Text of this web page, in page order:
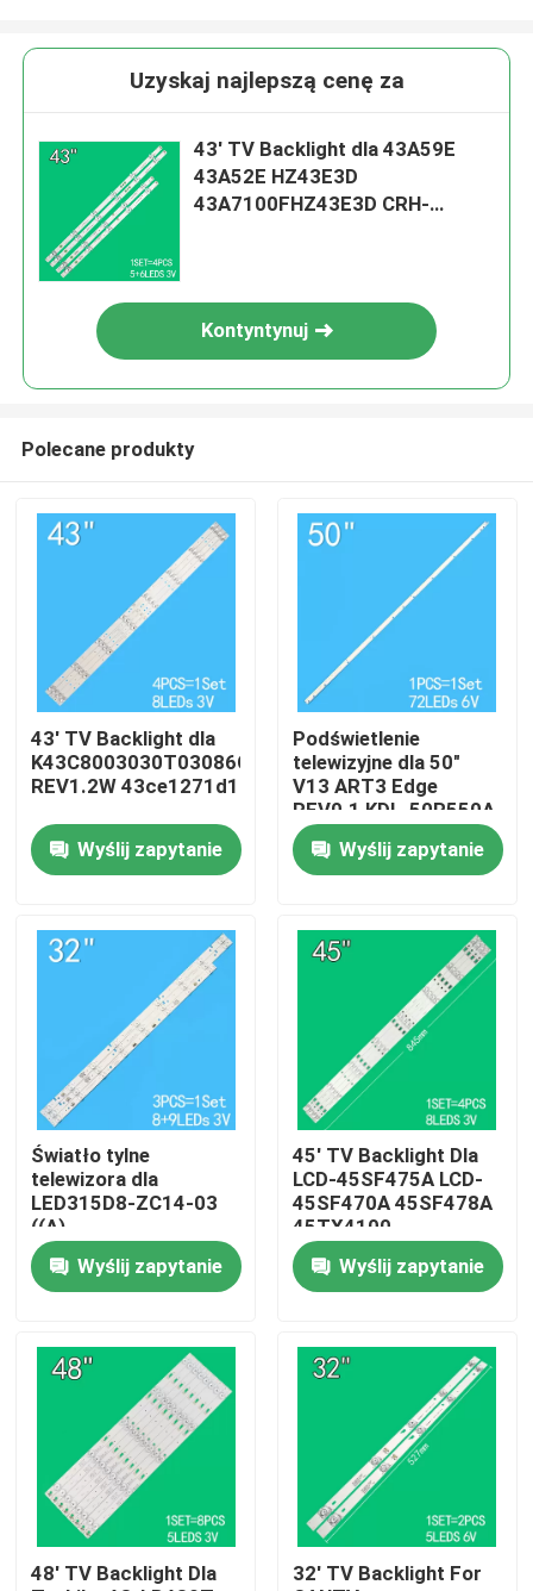
wideo
O nas
Wycieczka po fabryce
Kontrola jakości
Skontaktuj się z nami
Aktualności
Poprosić o wycenę
Podświetlenie telewizora LED
Uzyskaj najlepszą cenę za
43' TV Backlight dla 43A59E
43A52E HZ43E3D
43A7100FHZ43E3D CRH-
Kontyntynuj
Polecane produkty
43' TV Backlight dla
K43C8003030T03086C9-
REV1.2W 43ce1271d1
Wyślij zapytanie
Podświetlenie
telewizyjne dla 50"
V13 ART3 Edge
REV0.1 KDL-50R550A
6922L-0083A
6916L1291A
Wyślij zapytanie
Światło tylne
telewizora dla
LED315D8-ZC14-03
((A)
315D3503V1W4C1BX2-
55917M
30331509207
Wyślij zapytanie
45' TV Backlight Dla
LCD-45SF475A LCD-
45SF470A 45SF478A
45TX4100
3P45UM003 A0
3P45UM001 A9
ECHOM-0345UM002
Wyślij zapytanie
48' TV Backlight Dla
32' TV Backlight For